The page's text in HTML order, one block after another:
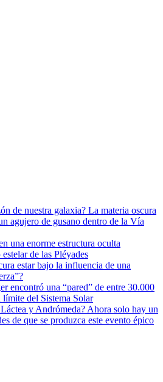
de nuestra galaxia? La materia oscura
agujero de gusano dentro de la Vía
una enorme estructura oculta
de las Pléyades
estar bajo la influencia de una
encontró una “pared” de entre 30.000
del Sistema Solar
y Andrómeda? Ahora solo hay un
de que se produzca este evento épico